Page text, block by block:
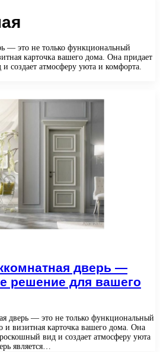
— это не только функциональный
карточка вашего дома. Она придает
атмосферу уюта и комфорта.
дверь —
решение для вашего
дверь — это не только функциональный
и визитная карточка вашего дома. Она
вид и создает атмосферу уюта
является…